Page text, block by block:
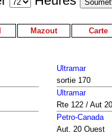
Mazout Carte
Ultramar
sortie 170
Ultramar
Rte 122 / Aut
Petro-Canada
Aut. 20 Ouest